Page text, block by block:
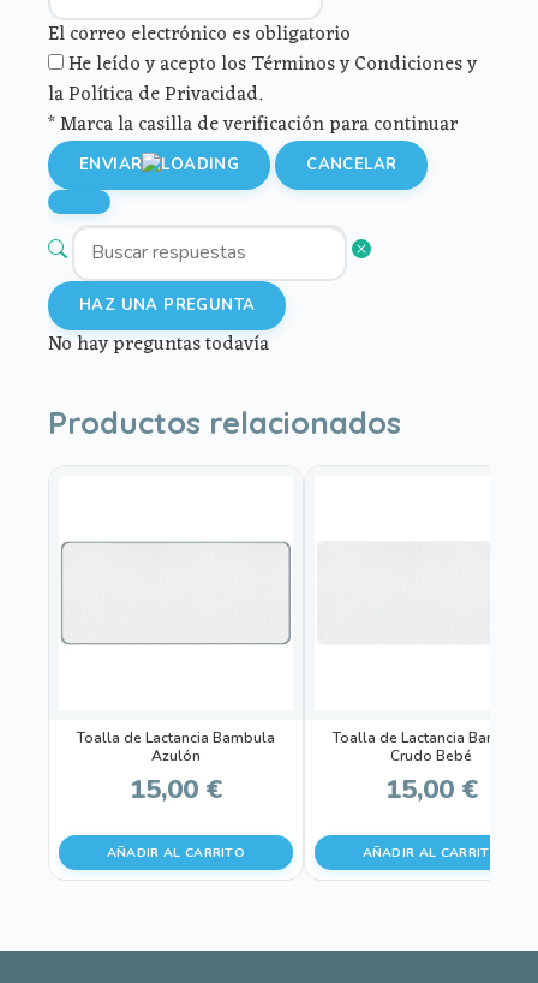
El correo electrónico es obligatorio
He leído y acepto los Términos y Condiciones y
la Política de Privacidad.
* Marca la casilla de verificación para continuar
ENVIAR CANCELAR
HAZ UNA PREGUNTA
No hay preguntas todavía
Productos relacionados
Toalla de Lactancia Bambula
Azulón
15,00 €
AÑADIR AL CARRITO
Toalla de Lactancia Bambula
Crudo Bebé
15,00 €
AÑADIR AL CARRITO